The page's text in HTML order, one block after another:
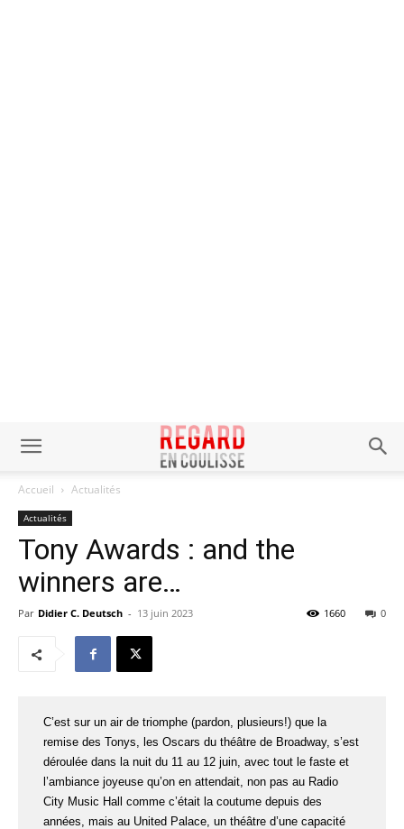
Accueil Actualités
Actualités
Tony Awards : and the
winners are…
Par Didier C. Deutsch - 13 juin 2023 0
1660
C’est sur un air de triomphe (pardon, plusieurs!) que la
remise des Tonys, les Oscars du théâtre de Broadway, s’est
déroulée dans la nuit du 11 au 12 juin, avec tout le faste et
l’ambiance joyeuse qu’on en attendait, non pas au Radio
City Music Hall comme c’était la coutume depuis des
années, mais au United Palace, un théâtre d’une capacité